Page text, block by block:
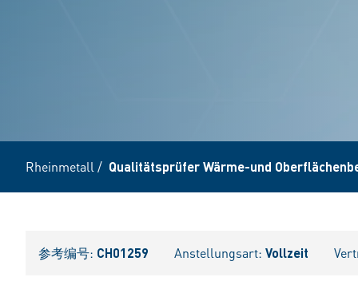
Rheinmetall / Qualitätsprüfer Wärme-und
参考编号: CH01259 Anstellungsart: Vollzeit